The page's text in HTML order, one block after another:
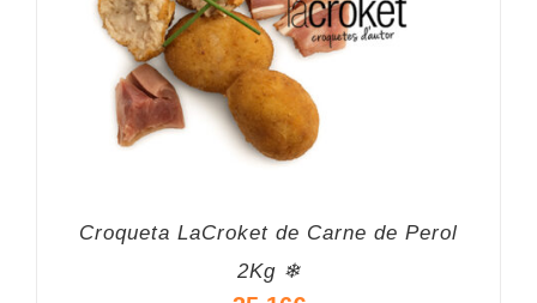
Croqueta LaCroket de Carne de Perol
2Kg ❄